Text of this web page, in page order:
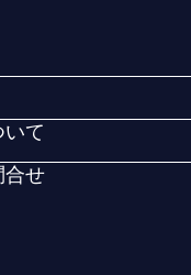
いて
合せ